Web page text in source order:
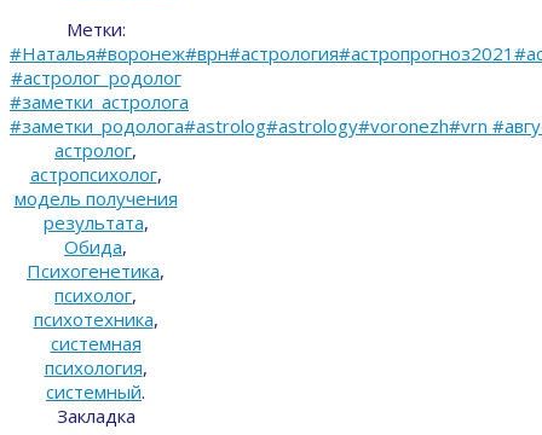
Метки:
#астролог_родолог
#заметки_астролога
#заметки_родолога#astrolog#astrology#voronezh#vrn
астролог,
астропсихолог,
модель получения
результата,
Обида,
Психогенетика,
психолог,
психотехника,
системная
психология,
системный.
Закладка